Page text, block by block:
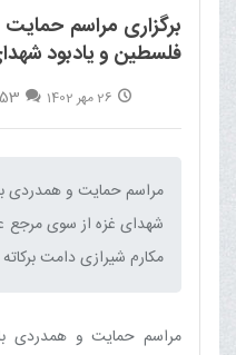
برگزاری مراسم
فلسطین و یادبود
26 مهر 1402
مراسم حمایت و همدردی
شهدای غزه از سوی مرجع
مکارم شیرازی دامت
مراسم حمایت و همدردی